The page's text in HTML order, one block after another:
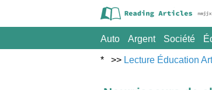
Auto Argent Société
Sport Voyage
* >> Lecture Éducation